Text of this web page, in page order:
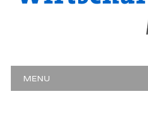
Hauptmenü
MENU